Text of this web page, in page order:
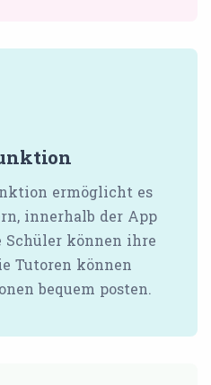
ermöglicht es
innerhalb der App
Schüler können ihre
Tutoren können
bequem posten.